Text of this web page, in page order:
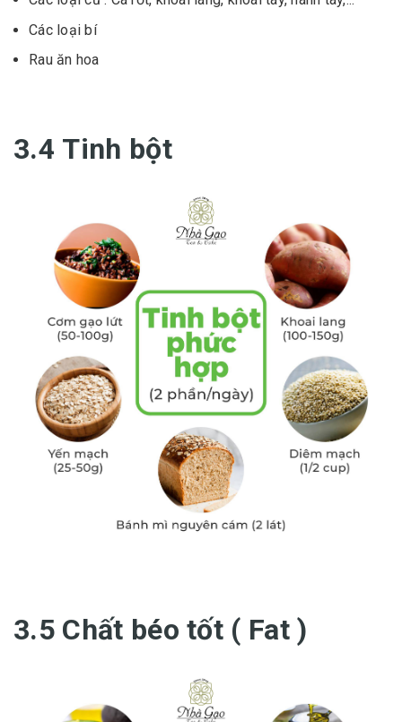
Các loại bí
Rau ăn hoa
3.4 Tinh bột
3.5 Chất béo tốt ( Fat )